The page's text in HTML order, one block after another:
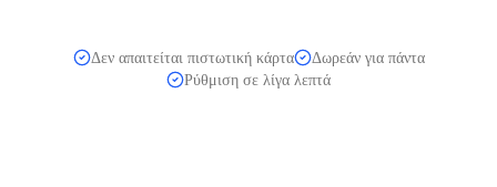
Δεν απαιτείται πιστωτική κάρτα
Δωρεάν για πάντα
Ρύθμιση σε λίγα λεπτά